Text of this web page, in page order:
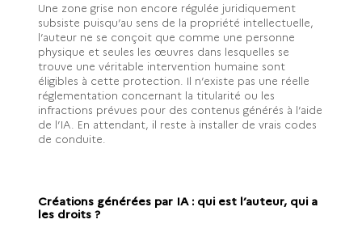
Une zone grise non encore régulée juridiquement
subsiste puisqu’au sens de la propriété intellectuelle,
l’auteur ne se conçoit que comme une personne
physique et seules les œuvres dans lesquelles se
trouve une véritable intervention humaine sont
éligibles à cette protection. Il n’existe pas une réelle
réglementation concernant la titularité ou les
infractions prévues pour des contenus générés à l’aide
de l’IA. En attendant, il reste à installer de vrais codes
de conduite.
Créations générées par IA : qui est l’auteur, qui a
les droits ?